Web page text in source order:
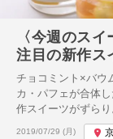
〈今週のス
注目の新作ス
チョコミント×バウ
カ・パフェが合体
作スイーツがずらり
投稿日:
2019/07/29 (月)